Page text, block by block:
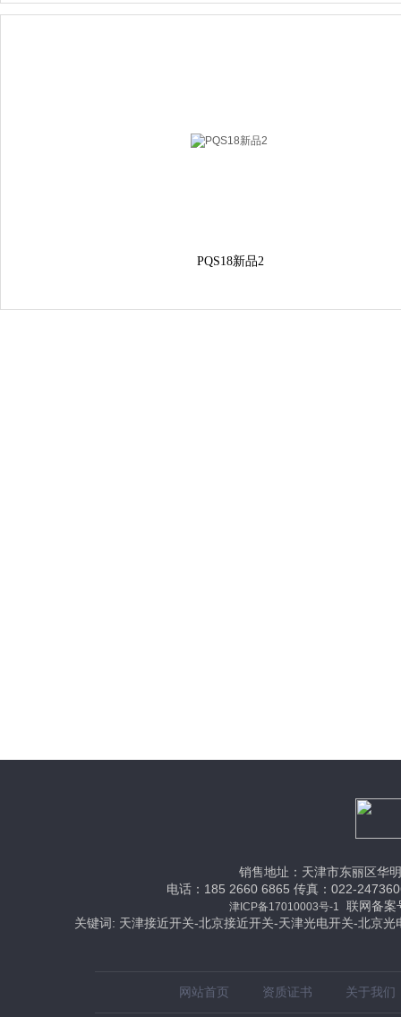
PQS18新品2
销售地址：天津市东丽区华
电话：185 2660 6865 传真：022-
津ICP备17010003号-1
联网备案
关键词: 天津接近开关-北京接近开关-天津光电开关-北京
网站首页 资质证书 关于我们